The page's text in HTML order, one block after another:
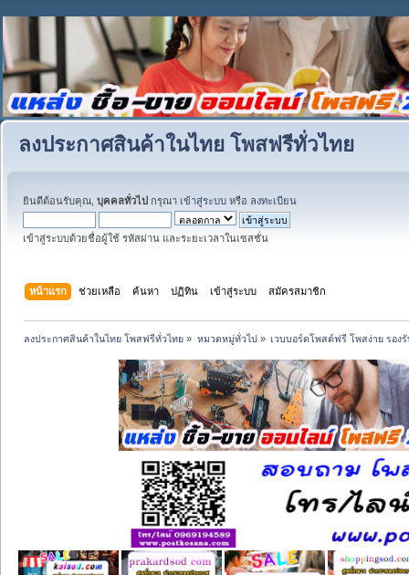
ลงประกาศสินค้าในไทย โพสฟรีทั่วไทย
ยินดีต้อนรับคุณ, บุคคลทั่วไป กรุณา เข้าสู่ระบบ หรือ ลงทะเบียน
เข้าสู่ระบบด้วยชื่อผู้ใช้ รหัสผ่าน และระยะเวลาในเซสชั่น
หน้าแรก ช่วยเหลือ ค้นหา ปฏิทิน เข้าสู่ระบบ สมัครสมาชิก
ลงประกาศสินค้าในไทย โพสฟรีทั่วไทย » หมวดหมู่ทั่วไป» เวบบอร์ดโพสต์ฟรี โพสง่าย รอง